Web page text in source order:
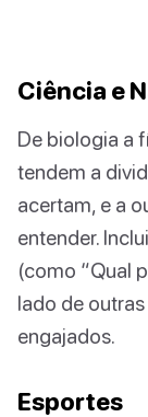
Ciência e
De biologia a
tendem a
acertam, e a
entender.
(como “Qual
lado de
engajados.
Esportes